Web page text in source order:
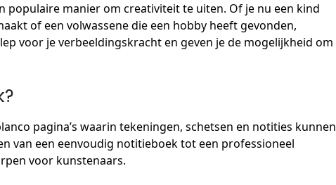
populaire manier om creativiteit te uiten. Of je nu een kind
of een volwassene die een hobby heeft gevonden,
voor je verbeeldingskracht en geven je de mogelijkheid om
pagina’s waarin tekeningen, schetsen en notities kunnen
van een eenvoudig notitieboek tot een professioneel
voor kunstenaars.